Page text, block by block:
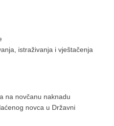
istraživanja i vještačenja
na novčanu naknadu
novca u Državni